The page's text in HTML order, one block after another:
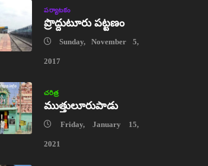
పర్యాటకం
ప్రొద్దుటూరు పట్టణం
Sunday, November 5,
2017
చరిత్ర
ముత్తులూరుపాడు
Friday, January 15,
2021